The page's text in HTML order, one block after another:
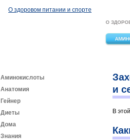
О здоровом питании и спорте
О
Аминокислоты
Анатомия
Гейнер
Диеты
Дома
Знания
и
В